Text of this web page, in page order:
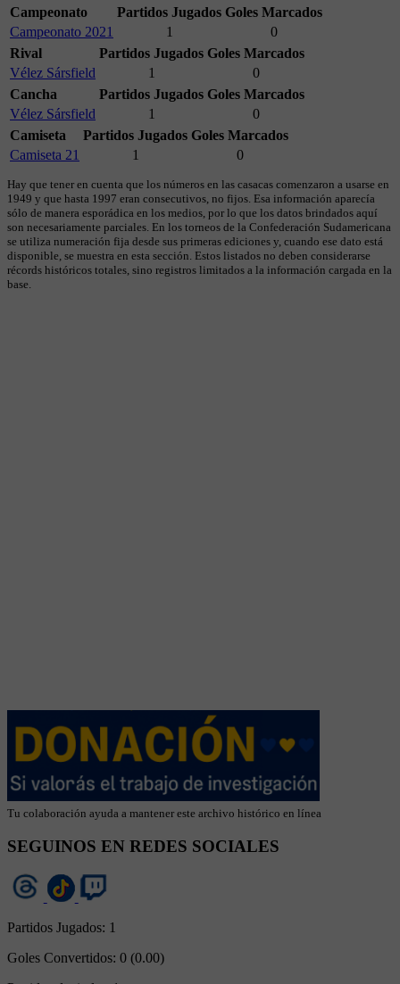
Campeonato
Partidos Jugados Goles Marcados
Campeonato 2021
1
0
Rival
Partidos Jugados Goles Marcados
Vélez Sársfield
1
0
Cancha
Partidos Jugados Goles Marcados
Vélez Sársfield
1
0
Camiseta
Partidos Jugados Goles Marcados
Camiseta 21
1 0
Hay que tener en cuenta que los números en las casacas comenzaron a usarse en
1949 y que hasta 1997 eran consecutivos, no fijos. Esa información aparecía
sólo de manera esporádica en los medios, por lo que los datos brindados aquí
son necesariamente parciales. En los torneos de la Confederación Sudamericana
se utiliza numeración fija desde sus primeras ediciones y, cuando ese dato está
disponible, se muestra en esta sección. Estos listados no deben considerarse
récords históricos totales, sino registros limitados a la información cargada en la
base.
Tu colaboración ayuda a mantener este archivo histórico en línea
SEGUINOS EN REDES SOCIALES
Partidos Jugados: 1
Goles Convertidos: 0 (0.00)